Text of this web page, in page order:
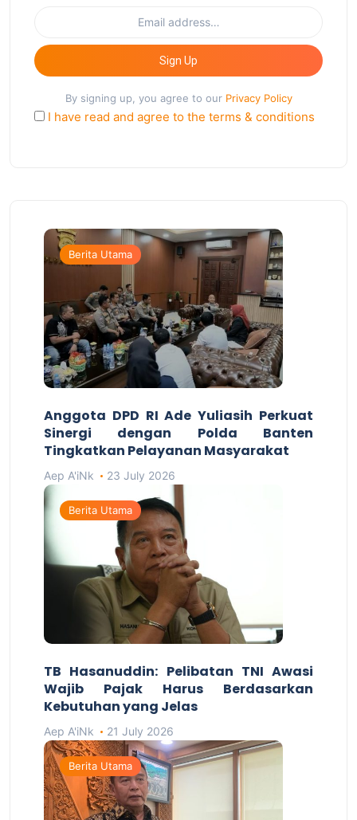
Sign Up
By signing up, you agree to our Privacy Policy
I have read and agree to the terms & conditions
Berita Utama
Anggota DPD RI Ade Yuliasih Perkuat
Sinergi dengan Polda Banten
Tingkatkan Pelayanan Masyarakat
Aep A'iNk 23 July 2026
Berita Utama
TB Hasanuddin: Pelibatan TNI Awasi
Wajib Pajak Harus Berdasarkan
Kebutuhan yang Jelas
Aep A'iNk 21 July 2026
Berita Utama